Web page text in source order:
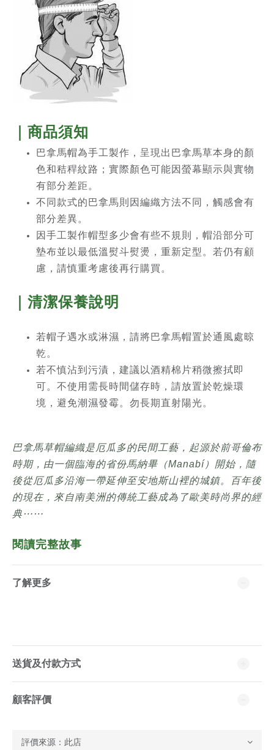
｜商品須知
巴拿馬帽為手工製作，呈現出巴拿馬草本身的顏
色和秸稈紋路；實際顏色可能因螢幕顯示與實物
有部分差距。
不同款式的巴拿馬則因編織方法不同，觸感會有
部分差異。
因手工製作帽型多少會有些不規則，帽沿部分可
墊布並以最低溫熨斗熨燙，重新定型。若仍有顧
慮，請慎重考慮後再行購買。
｜清潔保養說明
若帽子遇水或淋濕，請將巴拿馬帽置於通風處晾
乾。
若不慎沾到污漬，建議以酒精棉片稍微擦拭即
可。不使用需長時間儲存時，請放置於乾燥環
境，避免潮濕發霉。勿長期直射陽光。
巴拿馬草帽編織是厄瓜多的民間工藝，起源於前哥倫布
時期，由一個臨海的省份馬納畢（Manabí）開始，隨
後從厄瓜多沿海一帶延伸至安地斯山裡的城鎮。百年後
的現在，來自南美洲的傳統工藝成為了歐美時尚界的經
典⋯⋯
閱讀完整故事
了解更多
送貨及付款方式
顧客評價